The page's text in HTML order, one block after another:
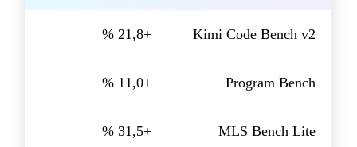
Kimi Code Bench v2
+21,8 %
Program Bench
+11,0 %
MLS Bench Lite
+31,5 %